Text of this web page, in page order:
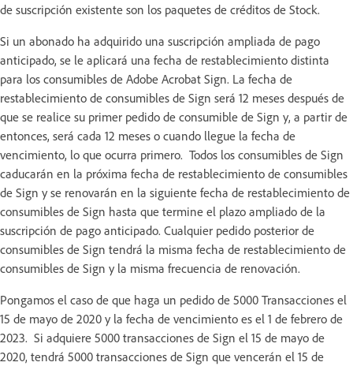
de suscripción existente son los paquetes de créditos de Stock.
Si un abonado ha adquirido una suscripción ampliada de pago
anticipado, se le aplicará una fecha de restablecimiento distinta
para los consumibles de Adobe Acrobat Sign. La fecha de
restablecimiento de consumibles de Sign será 12 meses después de
que se realice su primer pedido de consumible de Sign y, a partir de
entonces, será cada 12 meses o cuando llegue la fecha de
vencimiento, lo que ocurra primero. Todos los consumibles de Sign
caducarán en la próxima fecha de restablecimiento de consumibles
de Sign y se renovarán en la siguiente fecha de restablecimiento de
consumibles de Sign hasta que termine el plazo ampliado de la
suscripción de pago anticipado. Cualquier pedido posterior de
consumibles de Sign tendrá la misma fecha de restablecimiento de
consumibles de Sign y la misma frecuencia de renovación.
Pongamos el caso de que haga un pedido de 5000 Transacciones el
15 de mayo de 2020 y la fecha de vencimiento es el 1 de febrero de
2023. Si adquiere 5000 transacciones de Sign el 15 de mayo de
2020, tendrá 5000 transacciones de Sign que vencerán el 15 de